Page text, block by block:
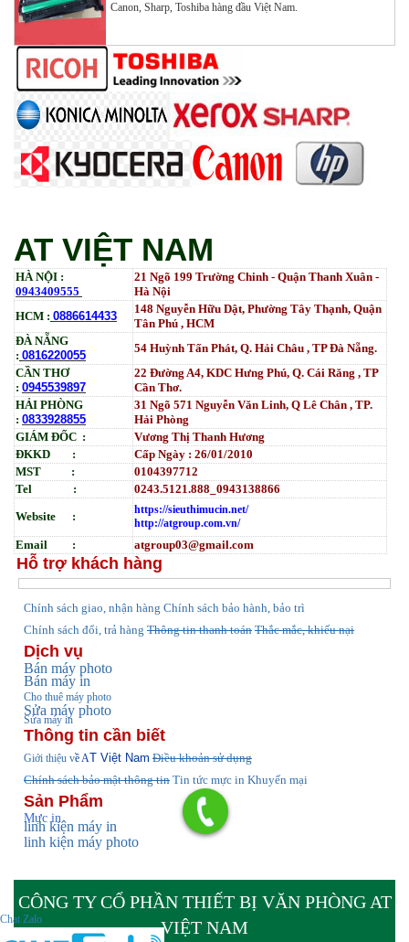
3554 | 3055 | 3555 | 4054 | 5054 | 6054 | 4055 | 5055 |
6055 | IM 2500 | IM 3000 | IM 3500 | IM 4000 | IM
5000 | IM 6000_ MP3554_700G_BIASDO
Tham Khảo
Mực in HP LaserJet Enterprise M610dn | M611dn |
M611x | M612dn | M612x | MFP M634 | MFP M635 |
MFP M636_W1470A (10.5K)_ Có chip_HALLOYA
Tham Khảo
Canon, Sharp, Toshiba hàng đầu Việt Nam.
AT VIỆT NAM
HÀ NỘI :
0943409555
21 Ngõ 199 Trường Chinh - Quận Thanh Xuân -
Hà Nội
HCM : 0886614433
148 Nguyễn Hữu Dật, Phường Tây Thạnh, Quận
Tân Phú , HCM
ĐÀ NẴNG
: 0816220055
54 Huỳnh Tấn Phát, Q. Hải Châu , TP Đà Nẵng.
CẦN THƠ
: 0945539897
22 Đường A4, KDC Hưng Phú, Q. Cái Răng , TP
Cần Thơ.
HẢI PHÒNG
: 0833928855
31 Ngõ 571 Nguyễn Văn Linh, Q Lê Chân , TP.
Hải Phòng
GIÁM ĐỐC :
Vương Thị Thanh Hương
ĐKKD :
Cấp Ngày : 26/01/2010
MST :
0104397712
Tel :
0243.5121.888_0943138866
Website :
https://sieuthimucin.net/
http://atgroup.com.vn/
Email : atgroup03@gmail.com
Hỗ trợ khách hàng
Chính sách giao, nhận hàng Chính sách bảo hành, bảo trì
Chính sách đổi, trả hàng Thông tin thanh toán Thắc mắc, khiếu nại
Dịch vụ
Bán máy photo
Bán máy in
Cho thuê máy photo
Sửa máy photo
Sửa máy in
Thông tin cần biết
Giới thiệu về AT Việt Nam Điều khoản sử dụng
Chính sách bảo mật thông tin Tin tức mực in Khuyến mại
Sản Phẩm
Mực in
linh kiện máy in
linh kiện máy photo
CÔNG TY CỔ PHẦN THIẾT BỊ VĂN PHÒNG AT
VIỆT NAM
Chat Zalo